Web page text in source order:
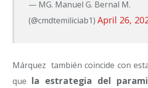
— MG. Manuel G. Bernal M.
(@cmdtemiliciab1)April 26,
Márquez también coincide con
que la estrategia del